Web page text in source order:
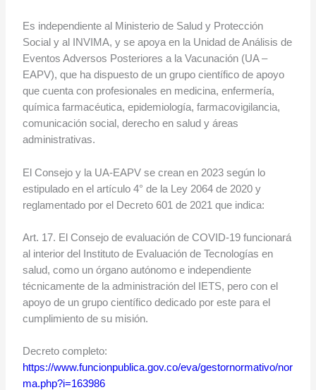
Es independiente al Ministerio de Salud y Protección
Social y al INVIMA, y se apoya en la Unidad de Análisis de
Eventos Adversos Posteriores a la Vacunación (UA –
EAPV), que ha dispuesto de un grupo científico de apoyo
que cuenta con profesionales en medicina, enfermería,
química farmacéutica, epidemiología, farmacovigilancia,
comunicación social, derecho en salud y áreas
administrativas.
El Consejo y la UA-EAPV se crean en 2023 según lo
estipulado en el artículo 4° de la Ley 2064 de 2020 y
reglamentado por el Decreto 601 de 2021 que indica:
Art. 17. El Consejo de evaluación de COVID-19 funcionará
al interior del Instituto de Evaluación de Tecnologías en
salud, como un órgano autónomo e independiente
técnicamente de la administración del IETS, pero con el
apoyo de un grupo científico dedicado por este para el
cumplimiento de su misión.
Decreto completo:
https://www.funcionpublica.gov.co/eva/gestornormativo/nor
ma.php?i=163986